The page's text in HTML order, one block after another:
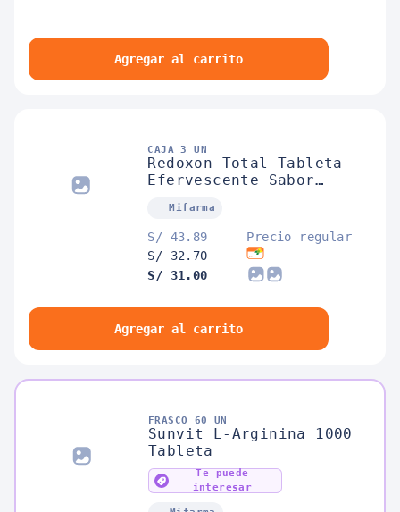
Agregar al carrito
CAJA 3 UN
Redoxon Total Tableta
Efervescente Sabor
Mifarma
S/ 43.89
Precio regular
S/ 32.70
S/ 31.00
Agregar al carrito
FRASCO 60 UN
Sunvit L-Arginina 1000
Tableta
Te puede
interesar